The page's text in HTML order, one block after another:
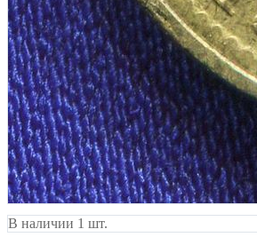
В наличии 1 шт.